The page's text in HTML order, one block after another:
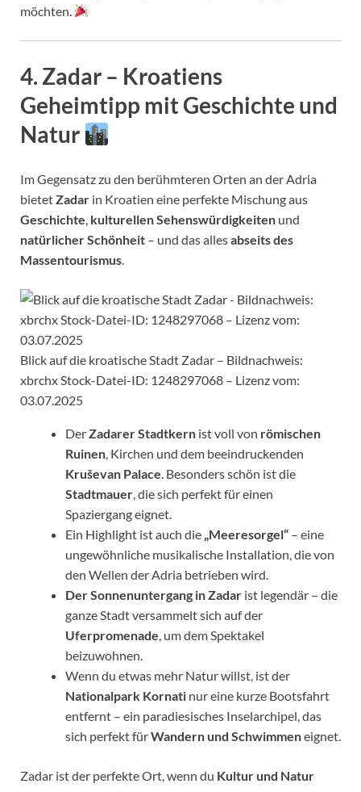
möchten.
4.Zadar – Kroatiens
Geheimtipp mit Geschichte und
Natur
Im Gegensatz zu den berühmteren Orten an der Adria
bietetZadar in Kroatien eine perfekte Mischung aus
Geschichte, kulturellen Sehenswürdigkeiten und
natürlicher Schönheit – und das allesabseits des
Massentourismus.
Blick auf die kroatische Stadt Zadar – Bildnachweis:
xbrchx Stock-Datei-ID: 1248297068 – Lizenz vom:
03.07.2025
DerZadarer Stadtkern ist voll von römischen
Ruinen, Kirchen und dem beeindruckenden
Kruševan Palace. Besonders schön ist die
Stadtmauer, die sich perfekt für einen
Spaziergang eignet.
Ein Highlight ist auch die „Meeresorgel“ – eine
ungewöhnliche musikalische Installation, die von
den Wellen der Adria betrieben wird.
Der Sonnenuntergang in Zadar ist legendär – die
ganze Stadt versammelt sich auf der
Uferpromenade, um dem Spektakel
beizuwohnen.
Wenn du etwas mehr Natur willst, ist der
Nationalpark Kornati nur eine kurze Bootsfahrt
entfernt – ein paradiesisches Inselarchipel, das
sich perfekt fürWandern und Schwimmeneignet.
Zadar ist der perfekte Ort, wenn du Kultur und Natur